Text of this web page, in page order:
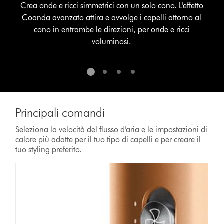
Crea onde e ricci simmetrici con un solo cono. L'effetto
Coanda avanzato attira e avvolge i capelli attorno al
cono in entrambe le direzioni, per onde e ricci
voluminosi.
Principali comandi
Seleziona la velocità del flusso d'aria e le impostazioni di
calore più adatte per il tuo tipo di capelli e per creare il
tuo styling preferito.